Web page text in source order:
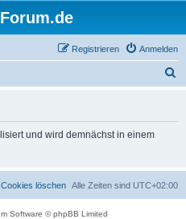
Anmelden
Registrieren
und wird demnächst in einem
Alle Zeiten sind UTC+02:00
Cookies löschen
Software © phpBB Limited